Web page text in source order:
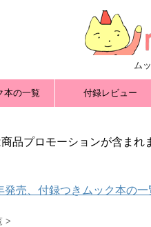
ム
本の一覧 付録レビュー
品プロモーションが含まれ
発売、付録つきムック本の一
>